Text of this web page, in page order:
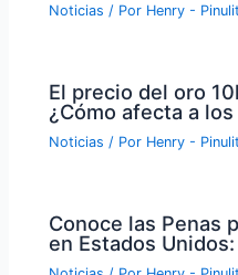
Noticias / Por Henry -
El precio del oro
¿Cómo afecta a
Noticias / Por Henry -
Conoce las Penas
en Estados